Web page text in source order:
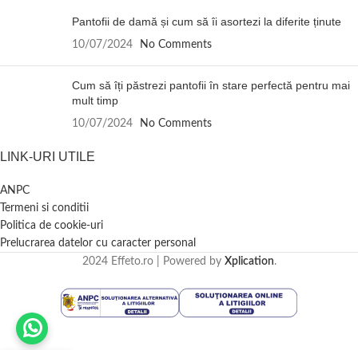
Pantofii de damă și cum să îi asortezi la diferite ținute
10/07/2024 No Comments
Cum să îți păstrezi pantofii în stare perfectă pentru mai
mult timp
10/07/2024 No Comments
LINK-URI UTILE
ANPC
Termeni si conditii
Politica de cookie-uri
Prelucrarea datelor cu caracter personal
2024 Effeto.ro | Powered by Xplication.